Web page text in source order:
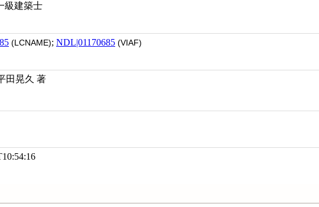
級建築士
(LCNAME); NDL|01170685 (VIAF)
田晃久 著